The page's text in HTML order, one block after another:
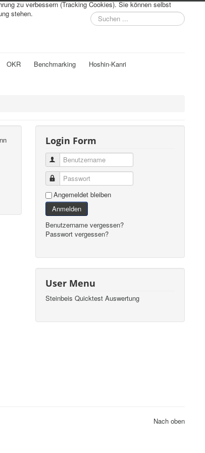
Suchen
...
OKR Benchmarking
Hoshin-Kanri
Login Form
Benutzername
Passwort
Angemeldet bleiben
Anmelden
Benutzername vergessen?
Passwort vergessen?
User Menu
Steinbeis Quicktest Auswertung
Nach oben
zu verbessern (Tracking Cookies). Sie können selbst
stehen.